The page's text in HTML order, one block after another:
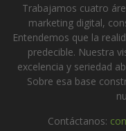
Trabajamos cuatro
marketing digital,
Entendemos que la
predecible. Nuestra
excelencia y seriedad
Sobre esa base
Contáctanos: